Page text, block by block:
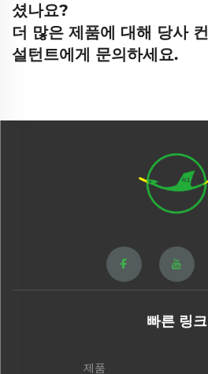
셨나요?
더 많은 제품에 대해 당사 컨
설턴트에게 문의하세요.
빠른 링크
제품